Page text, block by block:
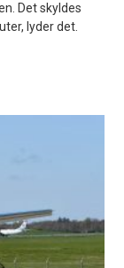
Det skyldes
lyder det.